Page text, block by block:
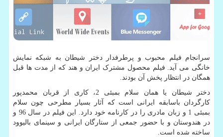
سرانجام فیلم محبوب و پرطرفدار دختر شیطان به شبکه نمایش
خانگی می آید. فیلم محصول مشترک ایران و هند که از مدت ها قبل
همگان در انتظار پخش آن بودند.
دختر شیطان یا همان سلام بمبئی 2، کاری از قربان محمدپور
کارگردان باسابقه ایرانی است که آثار بسیار مطرحی چون سلام
بمبئی 1 و زبان مادری را در کارنامه خود دارد. این فیلم در سال 96 و
در هندوستان و با حضور جمعی از ستارگان ایرانی و سینمای بالیوود
ساخته شده است.